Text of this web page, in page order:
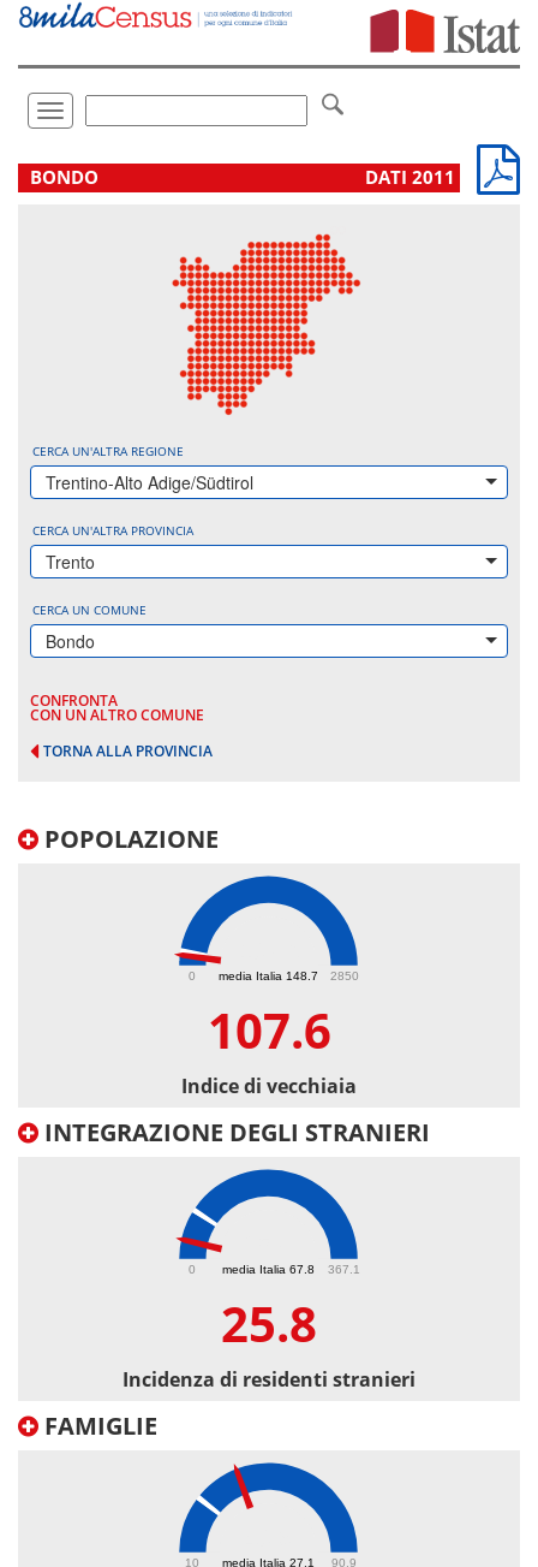
Vai
direttamente
Toggle
navigation
.
BONDO DATI 2011
CERCA UN'ALTRA REGIONE
Trentino-Alto Adige/Südtirol
CERCA UN'ALTRA PROVINCIA
Trento
CERCA UN COMUNE
Bondo
CONFRONTA
CON UN ALTRO COMUNE
TORNA ALLA PROVINCIA
POPOLAZIONE
media Italia 148.7
0 2850
107.6
Indice di vecchiaia
INTEGRAZIONE DEGLI STRANIERI
media Italia 67.8
0 367.1
25.8
Incidenza di residenti stranieri
FAMIGLIE
media Italia 27.1
10 90.9